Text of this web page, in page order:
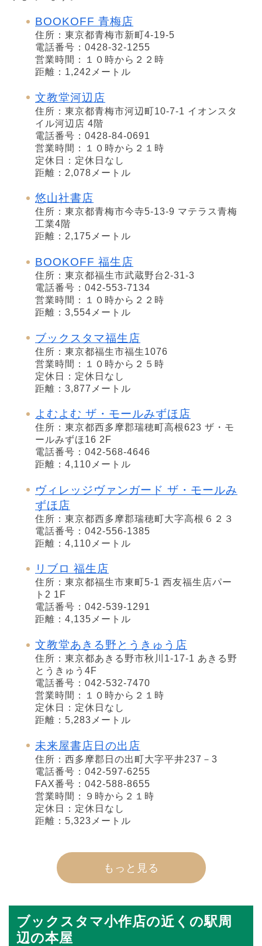
BOOKOFF 青梅店
住所：東京都青梅市新町4-19-5
電話番号：0428-32-1255
営業時間：１０時から２２時
距離：1,242メートル
文教堂河辺店
住所：東京都青梅市河辺町10-7-1 イオンスタ
イル河辺店 4階
電話番号：0428-84-0691
営業時間：１０時から２１時
定休日：定休日なし
距離：2,078メートル
悠山社書店
住所：東京都青梅市今寺5-13-9 マテラス青梅
工業4階
距離：2,175メートル
BOOKOFF 福生店
住所：東京都福生市武蔵野台2-31-3
電話番号：042-553-7134
営業時間：１０時から２２時
距離：3,554メートル
ブックスタマ福生店
住所：東京都福生市福生1076
営業時間：１０時から２５時
定休日：定休日なし
距離：3,877メートル
よむよむ ザ・モールみずほ店
住所：東京都西多摩郡瑞穂町高根623 ザ・モ
ールみずほ16 2F
電話番号：042-568-4646
距離：4,110メートル
ヴィレッジヴァンガード ザ・モールみ
ずほ店
住所：東京都西多摩郡瑞穂町大字高根６２３
電話番号：042-556-1385
距離：4,110メートル
リブロ 福生店
住所：東京都福生市東町5-1 西友福生店パー
ト2 1F
電話番号：042-539-1291
距離：4,135メートル
文教堂あきる野とうきゅう店
住所：東京都あきる野市秋川1-17-1 あきる野
とうきゅう4F
電話番号：042-532-7470
営業時間：１０時から２１時
定休日：定休日なし
距離：5,283メートル
未来屋書店日の出店
住所：西多摩郡日の出町大字平井237－3
電話番号：042-597-6255
FAX番号：042-588-8655
営業時間：９時から２１時
定休日：定休日なし
距離：5,323メートル
もっと見る
ブックスタマ小作店の近くの駅周
辺の本屋